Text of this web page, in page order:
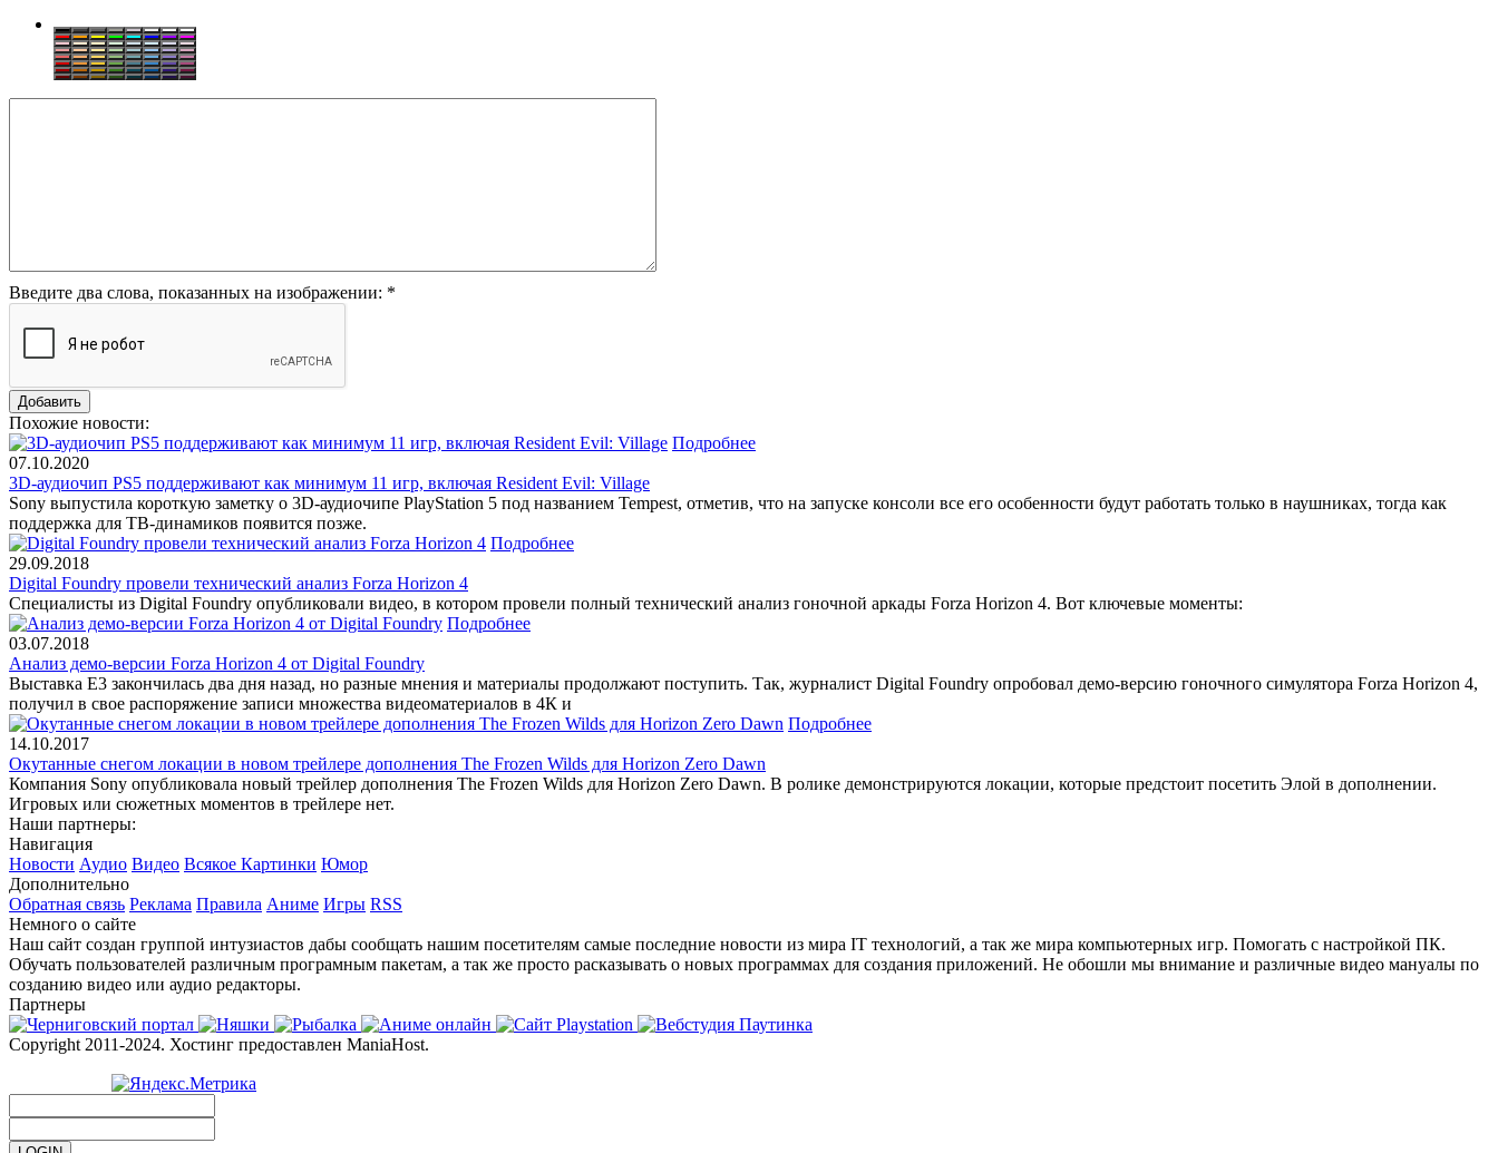
Введите два слова, показанных на изображении: *
Похожие новости:
Подробнее
07.10.2020
3D-аудиочип PS5 поддерживают как минимум 11 игр, включая Resident Evil: Village
Sony выпустила короткую заметку о 3D-аудиочипе PlayStation 5 под названием Tempest, отметив, что на запуске консоли все его особенности будут работать только в наушниках, тогда как
поддержка для ТВ-динамиков появится позже.
Подробнее
29.09.2018
Digital Foundry провели технический анализ Forza Horizon 4
Специалисты из Digital Foundry опубликовали видео, в котором провели полный технический анализ гоночной аркады Forza Horizon 4. Вот ключевые моменты:
Подробнее
03.07.2018
Анализ демо-версии Forza Horizon 4 от Digital Foundry
Выставка Е3 закончилась два дня назад, но разные мнения и материалы продолжают поступить. Так, журналист Digital Foundry опробовал демо-версию гоночного симулятора Forza Horizon 4,
получил в свое распоряжение записи множества видеоматериалов в 4К и
Подробнее
14.10.2017
Окутанные снегом локации в новом трейлере дополнения The Frozen Wilds для Horizon Zero Dawn
Компания Sony опубликовала новый трейлер дополнения The Frozen Wilds для Horizon Zero Dawn. В ролике демонстрируются локации, которые предстоит посетить Элой в дополнении.
Игровых или сюжетных моментов в трейлере нет.
Наши партнеры:
Навигация
Новости Аудио Видео Всякое Картинки Юмор
Дополнительно
Обратная связь Реклама Правила Аниме Игры RSS
Немного о сайте
Наш сайт создан группой интузиастов дабы сообщать нашим посетителям самые последние новости из мира IT технологий, а так же мира компьютерных игр. Помогать с настройкой ПК.
Обучать пользователей различным програмным пакетам, а так же просто расказывать о новых программах для создания приложений. Не обошли мы внимание и различные видео мануалы по
созданию видео или аудио редакторы.
Партнеры
Copyright 2011-2024. Хостинг предоставлен ManiaHost.